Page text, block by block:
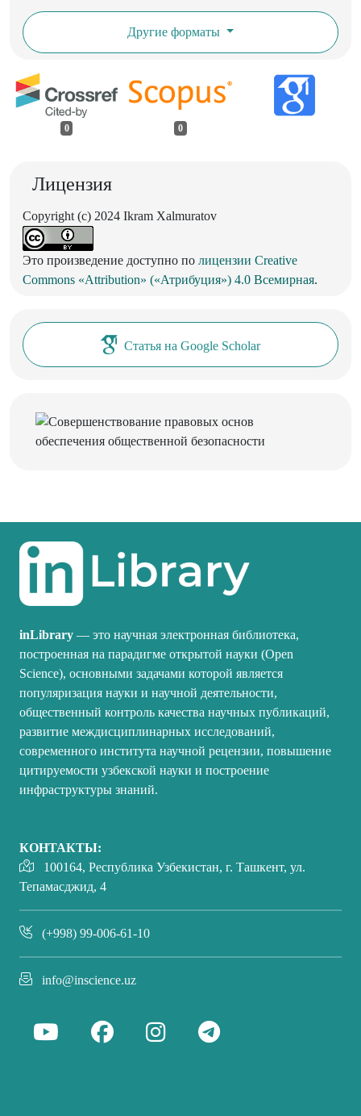
Другие форматы
0 0
Лицензия
Copyright (c) 2024 Ikram Xalmuratov
Это произведение доступно по лицензии Creative
Commons «Attribution» («Атрибуция») 4.0 Всемирная.
Статья на Google Scholar
inLibrary — это научная электронная библиотека,
построенная на парадигме открытой науки (Open
Science), основными задачами которой является
популяризация науки и научной деятельности,
общественный контроль качества научных публикаций,
развитие междисциплинарных исследований,
современного института научной рецензии, повышение
цитируемости узбекской науки и построение
инфраструктуры знаний.
КОНТАКТЫ:
100164, Республика Узбекистан, г. Ташкент, ул.
Тепамасджид, 4
(+998) 99-006-61-10
info@inscience.uz